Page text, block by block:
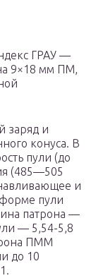
ГРАУ —
9×18 мм ПМ,
заряд и
конуса. В
пули (до
(485—505
и
пули
патрона —
— 5,54-5,8
ПММ
до 10